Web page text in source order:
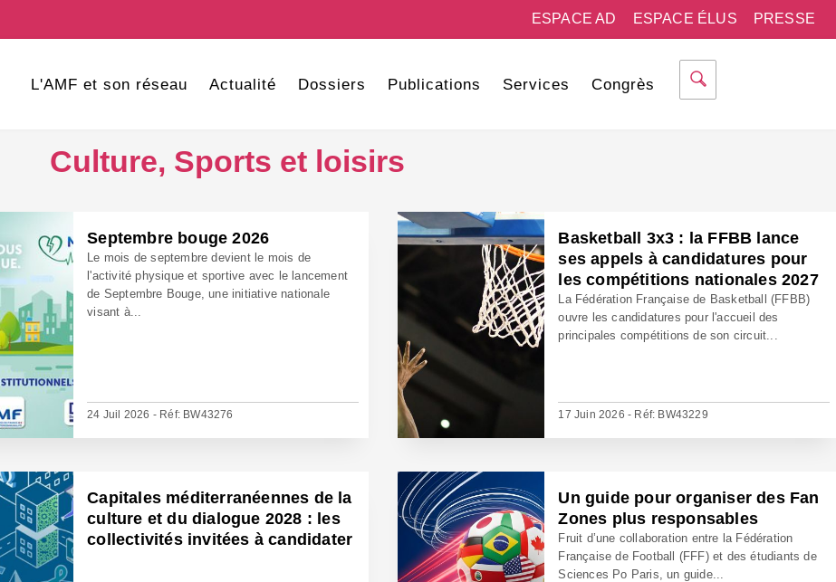
PRESSE
ESPACE ÉLUS
ESPACE AD
L'AMF et son réseau Actualité Dossiers Publications Services Congrès
Culture, Sports et loisirs
Septembre bouge 2026
Le mois de septembre devient le mois de
l'activité physique et sportive avec le lancement
de Septembre Bouge, une initiative nationale
visant à...
24 Juil 2026 - Réf: BW43276
Basketball 3x3 : la FFBB lance
ses appels à candidatures pour
les compétitions nationales 2027
La Fédération Française de Basketball (FFBB)
ouvre les candidatures pour l'accueil des
principales compétitions de son circuit...
17 Juin 2026 - Réf: BW43229
Capitales méditerranéennes de la
culture et du dialogue 2028 : les
collectivités invitées à candidater
Un guide pour organiser des Fan
Zones plus responsables
Fruit d’une collaboration entre la Fédération
Française de Football (FFF) et des étudiants de
Sciences Po Paris, un guide...